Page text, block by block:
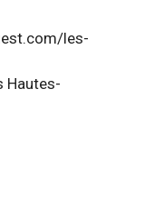
les-
Hautes-